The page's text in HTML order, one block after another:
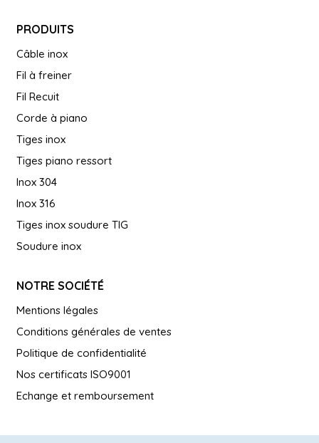
PRODUITS
Câble inox
Fil à freiner
Fil Recuit
Corde à piano
Tiges inox
Tiges piano ressort
Inox 304
Inox 316
Tiges inox soudure TIG
Soudure inox
NOTRE SOCIÉTÉ
Mentions légales
Conditions générales de ventes
Politique de confidentialité
Nos certificats ISO9001
Echange et remboursement